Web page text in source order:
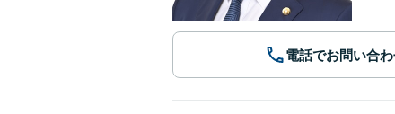
電話でお問い合